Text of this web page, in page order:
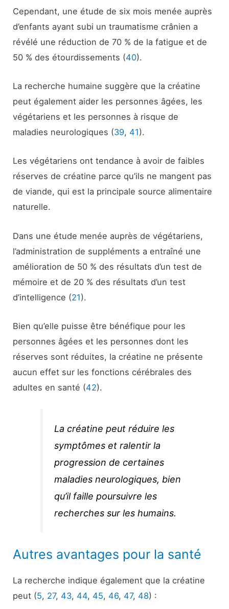
Cependant, une étude de six mois menée auprès
d’enfants ayant subi un traumatisme crânien a
révélé une réduction de 70 % de la fatigue et de
50 % des étourdissements (40).
La recherche humaine suggère que la créatine
peut également aider les personnes âgées, les
végétariens et les personnes à risque de
maladies neurologiques (39, 41).
Les végétariens ont tendance à avoir de faibles
réserves de créatine parce qu’ils ne mangent pas
de viande, qui est la principale source alimentaire
naturelle.
Dans une étude menée auprès de végétariens,
l’administration de suppléments a entraîné une
amélioration de 50 % des résultats d’un test de
mémoire et de 20 % des résultats d’un test
d’intelligence (21).
Bien qu’elle puisse être bénéfique pour les
personnes âgées et les personnes dont les
réserves sont réduites, la créatine ne présente
aucun effet sur les fonctions cérébrales des
adultes en santé (42).
La créatine peut réduire les
symptômes et ralentir la
progression de certaines
maladies neurologiques, bien
qu’il faille poursuivre les
recherches sur les humains.
Autres avantages pour la santé
La recherche indique également que la créatine
peut (5, 27, 43, 44, 45, 46, 47, 48) :